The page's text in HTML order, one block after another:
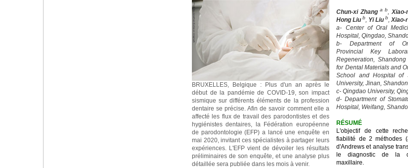
BRUXELLES, Belgique : Plus d'un an après le
début de la pandémie de COVID-19, son impact
sismique sur différents éléments de la profession
dentaire se précise. Afin de savoir comment elle a
affecté les flux de travail des parodontistes et des
hygiénistes dentaires, la Fédération européenne
de parodontologie (EFP) a lancé une enquête en
mai 2020, invitant ces spécialistes à partager leurs
expériences. L'EFP vient de dévoiler les résultats
préliminaires de son enquête, et une analyse plus
détaillée sera publiée dans les mois à venir.
Chun-xi Zhang a b Xiao-
Hong Liu b Yi Liu b ,Xiao-
a- Center of Oral
Hospital, Qingdao,
b- Department of
Provincial Key
Regeneration,
for Dental Materials and
School and Hospital of
University, Jinan,
c- Qingdao University,
d- Department of
Hospital, Weifang,
RÉSUMÉ
L'objectif de cette
fiabilité de 2 méthodes
d'Andrews et analyse
le diagnostic de la
maxillaire.